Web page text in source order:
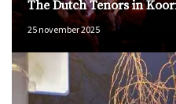
The Dutch Tenors in
25 november 2025